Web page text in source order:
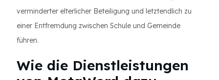
verminderter elterlicher Beteiligung und letztendlich zu
einer Entfremdung zwischen Schule und Gemeinde
führen.
Wie die Dienstleistungen